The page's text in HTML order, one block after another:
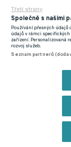
Podmínky užití
Zásady ochrany
Třetí strany
Společně s našimi
Používání přesných údajů
údajů v rámci
zařízení. Personalizovaná
rozvoj služeb.
Seznam partnerů